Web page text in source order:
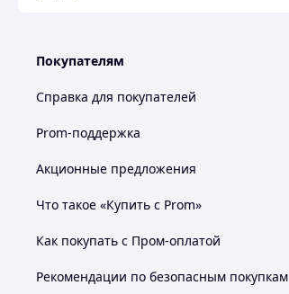
Покупателям
Справка для покупателей
Prom-поддержка
Акционные предложения
Что такое «Купить с Prom»
Как покупать с Пром-оплатой
Рекомендации по безопасным покупкам